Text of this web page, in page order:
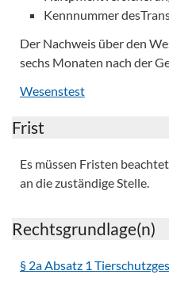
Kennnummer
Der Nachweis über den
sechs Monaten nach der
Wesenstest
Frist
Es müssen Fristen
an die zuständige Stelle.
Rechtsgrundlage(n)
§ 2a Absatz 1